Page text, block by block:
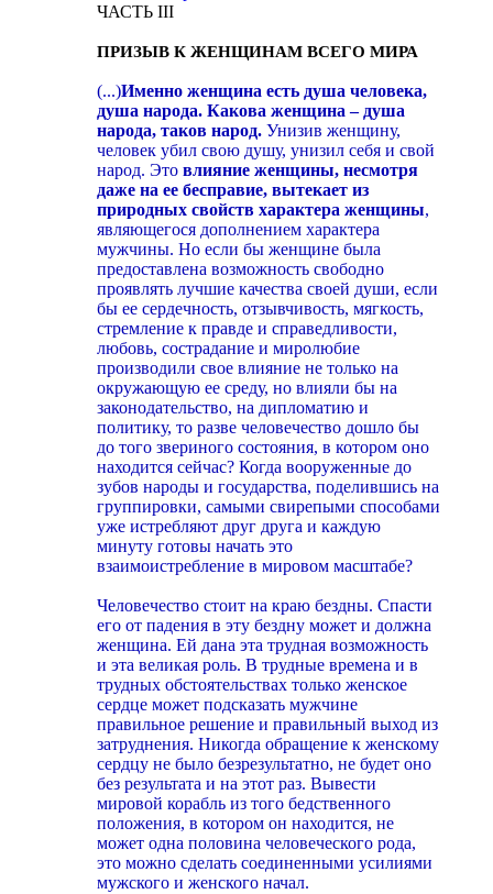
ЧАСТЬ III
ПРИЗЫВ К ЖЕНЩИНАМ ВСЕГО МИРА
(...)Именно женщина есть душа человека,
душа народа. Какова женщина – душа
народа, таков народ. Унизив женщину,
человек убил свою душу, унизил себя и свой
народ. Это влияние женщины, несмотря
даже на ее бесправие, вытекает из
природных свойств характера женщины,
являющегося дополнением характера
мужчины. Но если бы женщине была
предоставлена возможность свободно
проявлять лучшие качества своей души, если
бы ее сердечность, отзывчивость, мягкость,
стремление к правде и справедливости,
любовь, сострадание и миролюбие
производили свое влияние не только на
окружающую ее среду, но влияли бы на
законодательство, на дипломатию и
политику, то разве человечество дошло бы
до того звериного состояния, в котором оно
находится сейчас? Когда вооруженные до
зубов народы и государства, поделившись на
группировки, самыми свирепыми способами
уже истребляют друг друга и каждую
минуту готовы начать это
взаимоистребление в мировом масштабе?
Человечество стоит на краю бездны. Спасти
его от падения в эту бездну может и должна
женщина. Ей дана эта трудная возможность
и эта великая роль. В трудные времена и в
трудных обстоятельствах только женское
сердце может подсказать мужчине
правильное решение и правильный выход из
затруднения. Никогда обращение к женскому
сердцу не было безрезультатно, не будет оно
без результата и на этот раз. Вывести
мировой корабль из того бедственного
положения, в котором он находится, не
может одна половина человеческого рода,
это можно сделать соединенными усилиями
мужского и женского начал.